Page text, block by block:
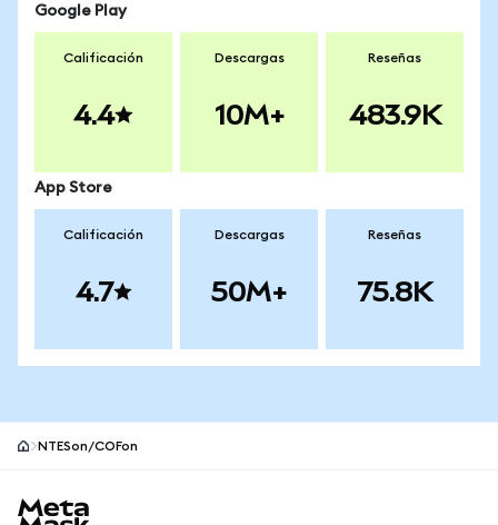
Google Play
Calificación
4.4
Descargas
10M+
Reseñas
483.9K
App Store
Calificación
4.7
Descargas
50M+
Reseñas
75.8K
NTESon/COFon